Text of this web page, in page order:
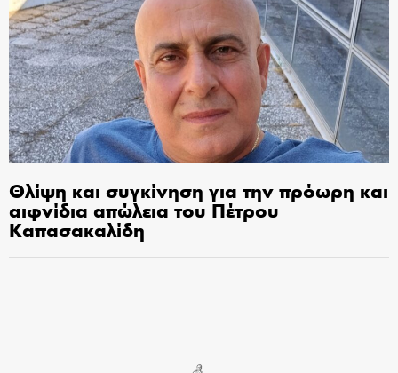
Θλίψη και συγκίνηση για την πρόωρη και
αιφνίδια απώλεια του Πέτρου
Καπασακαλίδη